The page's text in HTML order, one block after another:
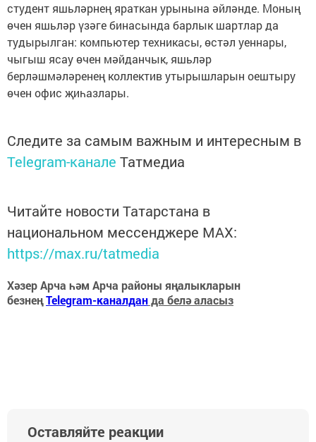
студент яшьләрнең яраткан урынына әйләнде. Моның
өчен яшьләр үзәге бинасында барлык шартлар да
тудырылган: компьютер техникасы, өстәл уеннары,
чыгыш ясау өчен мәйданчык, яшьләр
берләшмәләренең коллектив утырышларын оештыру
өчен офис җиһазлары.
Следите за самым важным и интересным в
Telegram-канале Татмедиа
Читайте новости Татарстана в
национальном мессенджере MАХ:
https://max.ru/tatmedia
Хәзер Арча һәм Арча районы яңалыкларын
безнеңTelegram-каналданда белә аласыз
Оставляйте реакции